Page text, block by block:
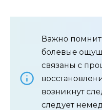
Важно
болевые
связаны с
возникнут
следует